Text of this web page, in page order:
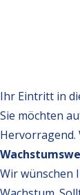
Ihr Eintritt in
Sie möchten
Hervorragend.
Wir wünschen